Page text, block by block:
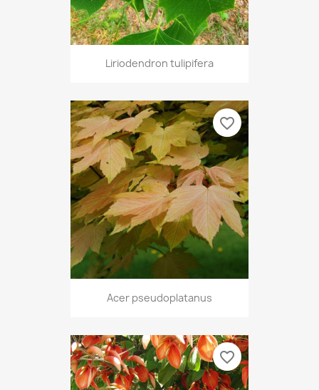
Liriodendron tulipifera
Acer pseudoplatanus
favorite_border
favorite_border